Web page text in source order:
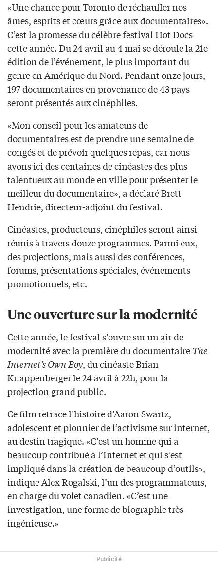
«Une chance pour Toronto de réchauffer nos
âmes, esprits et cœurs grâce aux documentaires».
C’est la promesse du célèbre festival Hot Docs
cette année. Du 24 avril au 4 mai se déroule la 21e
édition de l’événement, le plus important du
genre en Amérique du Nord. Pendant onze jours,
197 documentaires en provenance de 43 pays
seront présentés aux cinéphiles.
«Mon conseil pour les amateurs de
documentaires est de prendre une semaine de
congés et de prévoir quelques repas, car nous
avons ici des centaines de cinéastes des plus
talentueux au monde en ville pour présenter le
meilleur du documentaire», a déclaré Brett
Hendrie, directeur-adjoint du festival.
Cinéastes, producteurs, cinéphiles seront ainsi
réunis à travers douze programmes. Parmi eux,
des projections, mais aussi des conférences,
forums, présentations spéciales, événements
promotionnels, etc.
Une ouverture sur la modernité
Cette année, le festival s’ouvre sur un air de
modernité avec la première du documentaireThe
Internet’s Own Boy, du cinéaste Brian
Knappenberger le 24 avril à 22h, pour la
projection grand public.
Ce film retrace l’histoire d’Aaron Swartz,
adolescent et pionnier de l’activisme sur internet,
au destin tragique. «C’est un homme qui a
beaucoup contribué à l’Internet et qui s’est
impliqué dans la création de beaucoup d’outils»,
indique Alex Rogalski, l’un des programmateurs,
en charge du volet canadien. «C’est une
investigation, une forme de biographie très
ingénieuse.»
Publicité